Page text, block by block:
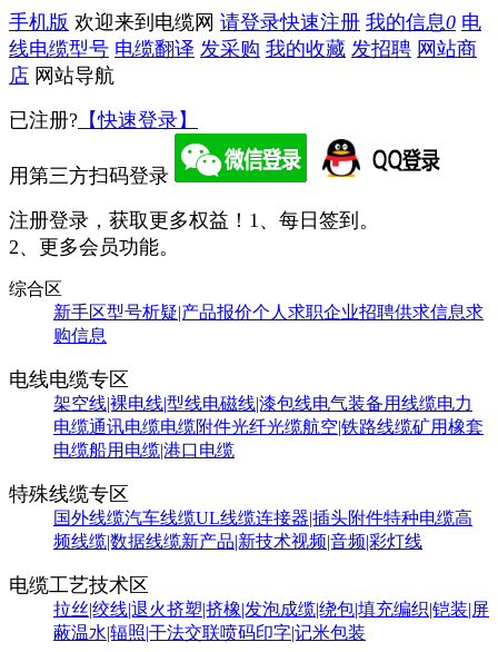
手机版 欢迎来到电缆网 请登录快速注册 我的信息0 电
线电缆型号 电缆翻译 发采购 我的收藏 发招聘 网站商
店 网站导航
已注册? 【快速登录】
用第三方扫码登录
注册登录，获取更多权益！ 1、每日签到。
2、更多会员功能。
综合区
新手区型号析疑|产品报价个人求职企业招聘供求信息求
购信息
电线电缆专区
架空线|裸电线|型线电磁线|漆包线电气装备用线缆电力
电缆通讯电缆电缆附件光纤光缆航空|铁路线缆矿用橡套
电缆船用电缆|港口电缆
特殊线缆专区
国外线缆汽车线缆UL线缆连接器|插头附件特种电缆高
频线缆|数据线缆新产品|新技术视频|音频|彩灯线
电缆工艺技术区
拉丝|绞线|退火挤塑|挤橡|发泡成缆|绕包|填充编织|铠装|屏
蔽温水|辐照|干法交联喷码印字|记米包装